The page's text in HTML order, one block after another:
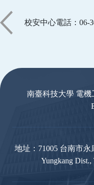
校安中心電話：06-
南臺科技大學 電機
地址：71005 台南市永
Yungkang Dist.,